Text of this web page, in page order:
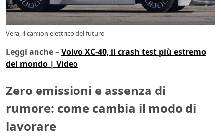
Vera, il camion elettrico del futuro
Leggi anche –Volvo XC-40, il crash test più estremo
del mondo | Video
Zero emissioni e assenza di
rumore: come cambia il modo di
lavorare